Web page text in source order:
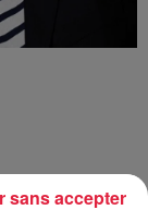
sans accepter